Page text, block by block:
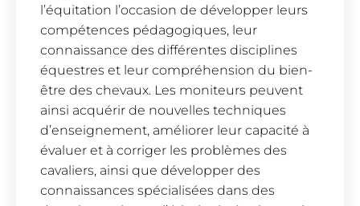
l’équitation l’occasion de développer leurs
compétences pédagogiques, leur
connaissance des différentes disciplines
équestres et leur compréhension du bien-
être des chevaux. Les moniteurs peuvent
ainsi acquérir de nouvelles techniques
d’enseignement, améliorer leur capacité à
évaluer et à corriger les problèmes des
cavaliers, ainsi que développer des
connaissances spécialisées dans des